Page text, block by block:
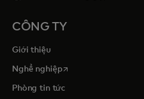
CÔNG TY
Giới thiệu
Nghề nghiệpopens in a new tab
Phòng tin tức